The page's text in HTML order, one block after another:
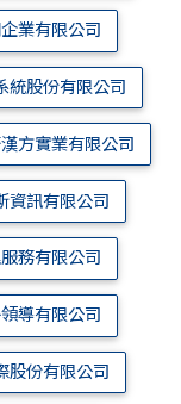
業有限公司
統股份有限公司
方實業有限公司
資訊有限公司
務有限公司
導有限公司
股份有限公司